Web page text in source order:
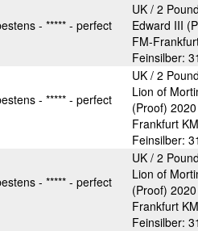
- ***** - perfect
UK / 2
Edward III
FM-
Feinsilber:
- ***** - perfect
UK / 2
Lion of
(Proof)
Frankfurt
Feinsilber:
- ***** - perfect
UK / 2
Lion of
(Proof)
Frankfurt
Feinsilber: